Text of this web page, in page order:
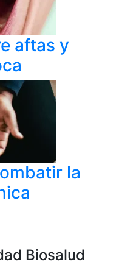
aftas y
la
Biosalud